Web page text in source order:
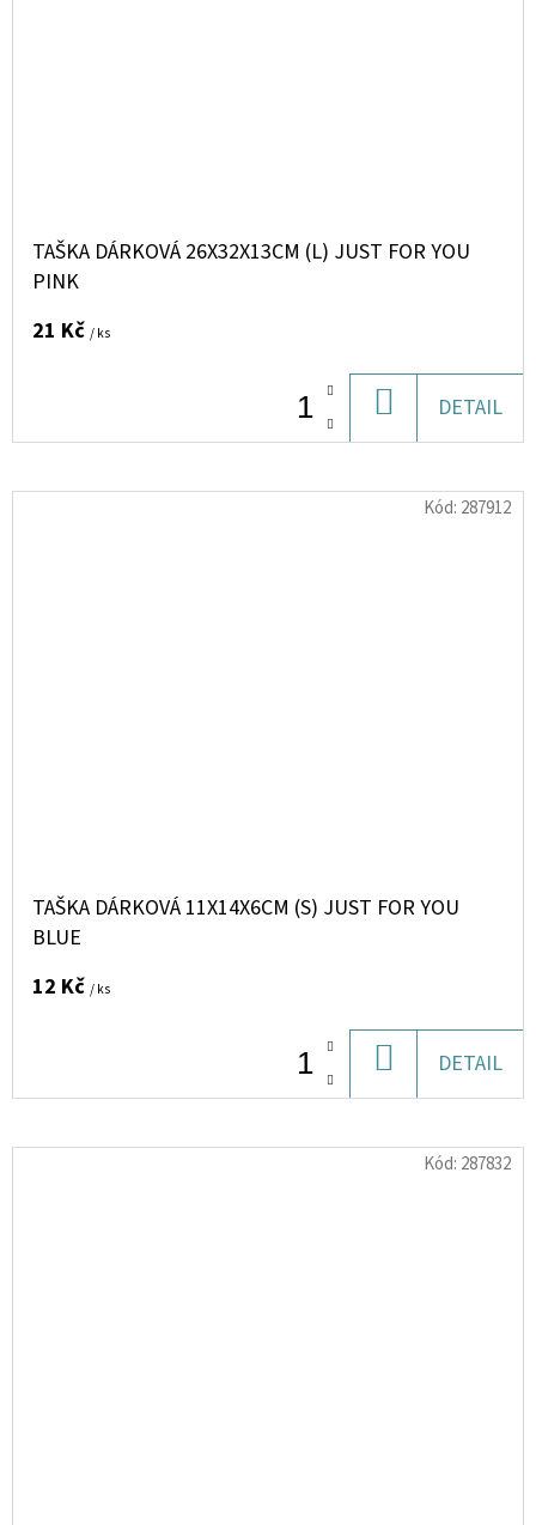
TAŠKA DÁRKOVÁ 26X32X13CM (L) JUST FOR YOU
PINK
21 Kč / ks
KOŠÍKU
DETAIL
TAŠKA DÁRKOVÁ 11X14X6CM (S) JUST FOR YOU
BLUE
12 Kč / ks
KOŠÍKU
DETAIL
Kód: 287912
Kód: 287832